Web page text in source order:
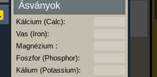
Ha ma már nem eszel/sportolsz többet,
kattints a kiértékelésre!
A Kalória Szimulátor Prémium funkció.
-
Ásványok
Kálcium (Calc):
Vas (Iron):
Magnézium :
Foszfor (Phosphor):
Kálium (Potassium):